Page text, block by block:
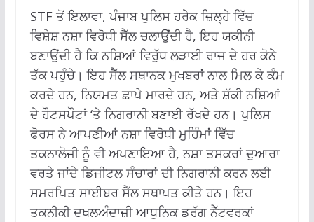
STF ਤੋਂ ਇਲਾਵਾ, ਪੰਜਾਬ ਪੁਲਿਸ ਹਰੇਕ ਜ਼ਿਲ੍ਹੇ ਵਿੱਚ
ਵਿਸ਼ੇਸ਼ ਨਸ਼ਾ ਵਿਰੋਧੀ ਸੈੱਲ ਚਲਾਉਂਦੀ ਹੈ, ਇਹ ਯਕੀਨੀ
ਬਣਾਉਂਦੀ ਹੈ ਕਿ ਨਸ਼ਿਆਂ ਵਿਰੁੱਧ ਲੜਾਈ ਰਾਜ ਦੇ ਹਰ ਕੋਨੇ
ਤੱਕ ਪਹੁੰਚੇ। ਇਹ ਸੈੱਲ ਸਥਾਨਕ ਮੁਖਬਰਾਂ ਨਾਲ ਮਿਲ ਕੇ ਕੰਮ
ਕਰਦੇ ਹਨ, ਨਿਯਮਤ ਛਾਪੇ ਮਾਰਦੇ ਹਨ, ਅਤੇ ਸ਼ੱਕੀ ਨਸ਼ਿਆਂ
ਦੇ ਹੌਟਸਪੌਟਾਂ ‘ਤੇ ਨਿਗਰਾਨੀ ਬਣਾਈ ਰੱਖਦੇ ਹਨ। ਪੁਲਿਸ
ਫੋਰਸ ਨੇ ਆਪਣੀਆਂ ਨਸ਼ਾ ਵਿਰੋਧੀ ਮੁਹਿੰਮਾਂ ਵਿੱਚ
ਤਕਨਾਲੋਜੀ ਨੂੰ ਵੀ ਅਪਣਾਇਆ ਹੈ, ਨਸ਼ਾ ਤਸਕਰਾਂ ਦੁਆਰਾ
ਵਰਤੇ ਜਾਂਦੇ ਡਿਜੀਟਲ ਸੰਚਾਰਾਂ ਦੀ ਨਿਗਰਾਨੀ ਕਰਨ ਲਈ
ਸਮਰਪਿਤ ਸਾਈਬਰ ਸੈੱਲ ਸਥਾਪਤ ਕੀਤੇ ਹਨ। ਇਹ
ਤਕਨੀਕੀ ਦਖਲਅੰਦਾਜ਼ੀ ਆਧੁਨਿਕ ਡਰੱਗ ਨੈੱਟਵਰਕਾਂ